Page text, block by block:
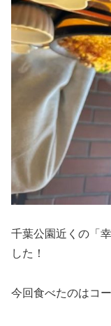
千葉公園近くの「
した！
今回食べたのはコ